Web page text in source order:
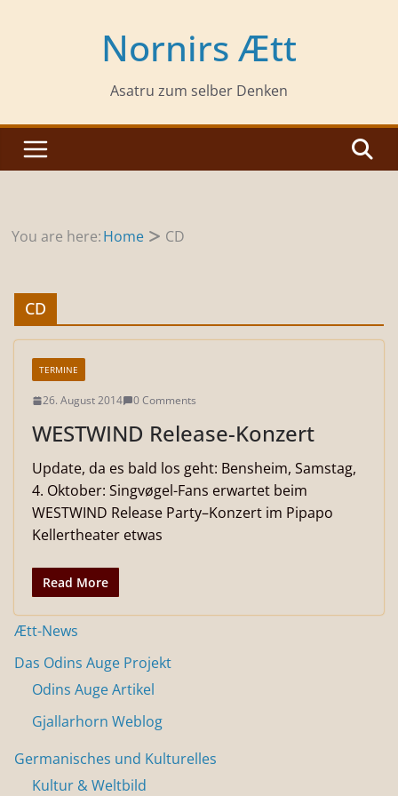
Nornirs Ætt
Asatru zum selber Denken
You are here:Home CD
CD
TERMINE
26. August 2014 0 Comments
WESTWIND Release-Konzert
Update, da es bald los geht: Bensheim, Samstag,
4. Oktober: Singvøgel-Fans erwartet beim
WESTWIND Release Party–Konzert im Pipapo
Kellertheater etwas
Read More
Ætt-News
Das Odins Auge Projekt
Odins Auge Artikel
Gjallarhorn Weblog
Germanisches und Kulturelles
Kultur & Weltbild